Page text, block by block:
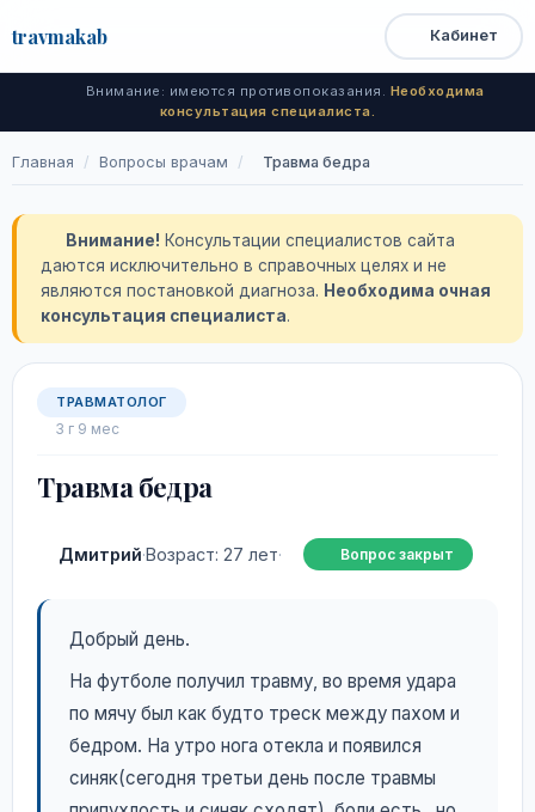
travmakab
Открыть
меню
Быстрый
доступ
Кабинет
Внимание: имеются противопоказания. Необходима
консультация специалиста.
Главная / Вопросы врачам / Травма бедра
Внимание! Консультации специалистов сайта
даются исключительно в справочных целях и не
являются постановкой диагноза. Необходима очная
консультация специалиста.
ТРАВМАТОЛОГ
3 г 9 мес
Травма бедра
Дмитрий·Возраст: 27 лет· Вопрос закрыт
Добрый день.
На футболе получил травму, во время удара
по мячу был как будто треск между пахом и
бедром. На утро нога отекла и появился
синяк(сегодня третьи день после травмы